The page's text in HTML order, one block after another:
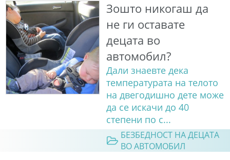
Зошто никогаш да
не ги оставате
децата во
автомобил?
Дали знаевте дека
температурата на телото
на двегодишно дете може
да се искачи до 40
степени по с...
БЕЗБЕДНОСТ НА ДЕЦАТА
ВО АВТОМОБИЛ